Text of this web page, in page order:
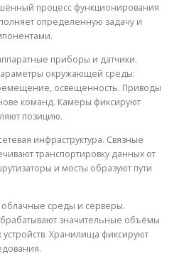
процесс функционирования
определенную задачу и
приборы и датчики.
окружающей среды:
освещенность. Приводы
команд. Камеры фиксируют
позицию.
инфраструктура. Связные
транспортировку данных от
и мосты образуют пути
среды и серверы.
значительные объёмы
Хранилища фиксируют